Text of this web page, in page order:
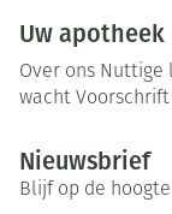
Uw apotheek
Over ons Nuttige
wacht Voorschrift
Nieuwsbrief
Blijf op de